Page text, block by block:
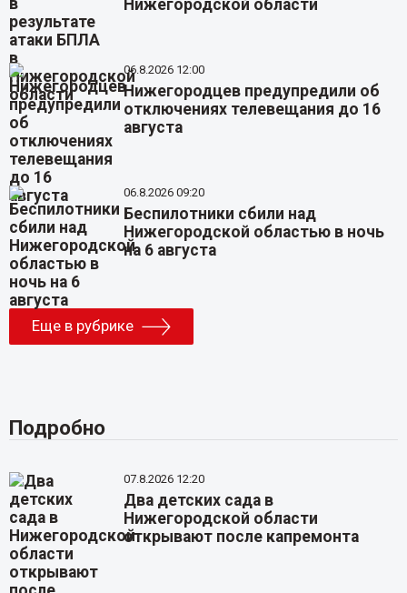
Нижегородской области
06.8.2026 12:00
Нижегородцев предупредили об
отключениях телевещания до 16
августа
06.8.2026 09:20
Беспилотники сбили над
Нижегородской областью в ночь
на 6 августа
Еще в рубрике
Подробно
07.8.2026 12:20
Два детских сада в
Нижегородской области
открывают после капремонта